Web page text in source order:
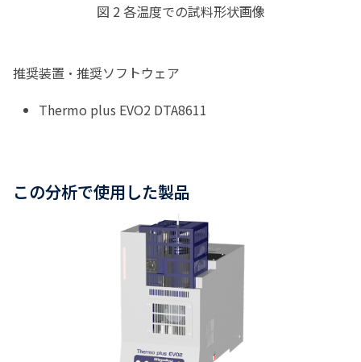
図 2 各温度での試料形状画像
推奨装置・推奨ソフトウェア
Thermo plus EVO2 DTA8611
この分析で使用した製品